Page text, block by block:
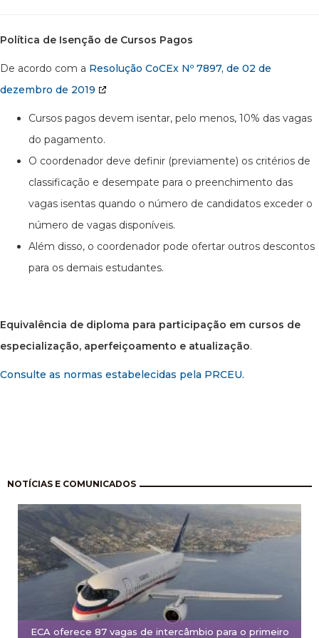
Política de Isenção de Cursos Pagos
De acordo com a Resolução CoCEx Nº 7897, de 02 de
dezembro de 2019
Cursos pagos devem isentar, pelo menos, 10% das vagas
do pagamento.
O coordenador deve definir (previamente) os critérios de
classificação e desempate para o preenchimento das
vagas isentas quando o número de candidatos exceder o
número de vagas disponíveis.
Além disso, o coordenador pode ofertar outros descontos
para os demais estudantes.
Equivalência de diploma para participação em cursos de
especialização, aperfeiçoamento e atualização.
Consulte as normas estabelecidas pela PRCEU.
NOTÍCIAS E COMUNICADOS
ECA oferece 87 vagas de intercâmbio para o primeiro
Paginação